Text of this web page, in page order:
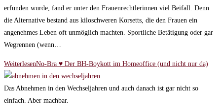
erfunden wurde, fand er unter den Frauenrechtlerinnen viel Beifall. Denn
die Alternative bestand aus kiloschweren Korsetts, die den Frauen ein
angenehmes Leben oft unmöglich machten. Sportliche Betätigung oder gar
Wegrennen (wenn…
WeiterlesenNo-Bra ♥ Der BH-Boykott im Homeoffice (und nicht nur da)
Das Abnehmen in den Wechseljahren und auch danach ist gar nicht so
einfach. Aber machbar.